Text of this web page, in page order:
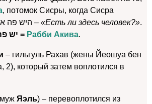
, потомок Сисры, когда Сисра
спросил Яэль: היש פה איש – «Есть ли здесь человек?».
יש = Рабби Акива.
– гильгуль Рахав (жены Йеошуа бен
2), который затем воплотился в
Яэль) – перевоплотился из